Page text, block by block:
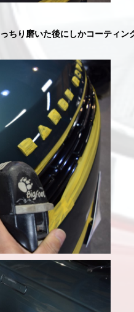
り磨いた後にしかコーティン